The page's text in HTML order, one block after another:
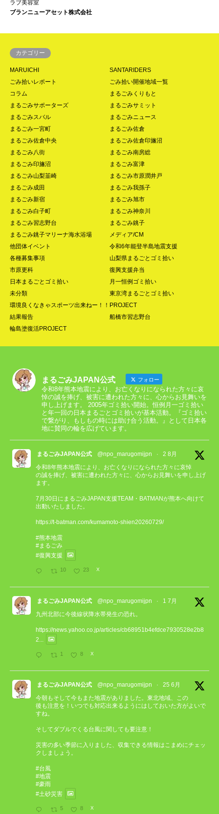
ラブ美容室
ブランニューアセット株式会社
カテゴリー
MARUICHI
SANTARIDERS
ごみ拾いレポート
ごみ拾い開催地域一覧
コラム
まるごみくりもと
まるごみサポーターズ
まるごみサミット
まるごみスバル
まるごみニュース
まるごみ一宮町
まるごみ佐倉
まるごみ佐倉中央
まるごみ佐倉印旛沼
まるごみ八街
まるごみ南房総
まるごみ印旛沼
まるごみ富津
まるごみ山梨韮崎
まるごみ市原潤井戸
まるごみ成田
まるごみ我孫子
まるごみ新宿
まるごみ旭市
まるごみ白子町
まるごみ神奈川
まるごみ習志野台
まるごみ銚子
まるごみ銚子マリーナ海水浴場
メディア/CM
他団体イベント
令和6年能登半島地震支援
各種募集事項
山梨県まるごとゴミ拾い
市原更科
復興支援弁当
日本まるごとゴミ拾い
月一恒例ゴミ拾い
未分類
東京湾まるごとゴミ拾い
環境良くなきゃスポーツ出来ねー！！PROJECT
結果報告
船橋市習志野台
輪島塗復活PROJECT
まるごみJAPAN公式 フォロー
令和8年熊本地震により、お亡くなりになられた方々に哀
悼の誠を捧げ、被害に遭われた方々に、心からお見舞いを
申し上げます。 2005年ゴミ拾い開始。恒例月一ゴミ拾い
と年一回の日本まるごとゴミ拾いが基本活動。『ゴミ拾い
で繋がり、もしもの時には助け合う活動。』として日本各
地に賛同の輪を広げています。
まるごみJAPAN公式 @npo_marugomijpn ·
2 8月
令和8年熊本地震により、お亡くなりになられた方々に哀悼
の誠を捧げ、被害に遭われた方々に、心からお見舞いを申し上げ
ます。
7月30日にまるごみJAPAN支援TEAM・BATMANが熊本へ向けて
出動いたしました。
https://t-batman.com/kumamoto-shien20260729/
#熊本地震
#まるごみ
#復興支援
10 23 X
まるごみJAPAN公式 @npo_marugomijpn ·
1 7月
九州北部に今後線状降水帯発生の恐れ。
https://news.yahoo.co.jp/articles/cb68951b4efdce7930528e2b8
2...
1 8 X
まるごみJAPAN公式 @npo_marugomijpn ·
25 6月
今朝もそして今もまた地震がありました。東北地域、この
後も注意を！いつでも対応出来るようにはしておいた方がよいで
すね。
そしてダブルでくる台風に関しても要注意！
災害の多い季節に入りました、収集できる情報はこまめにチェッ
クしましょう。
#台風
#地震
#豪雨
#土砂災害
5 8 X